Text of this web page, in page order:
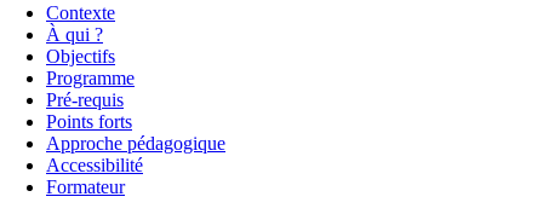
Contexte
À qui ?
Objectifs
Programme
Pré-requis
Points forts
Approche pédagogique
Accessibilité
Formateur